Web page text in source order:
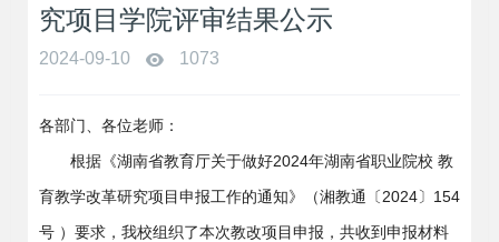
g
a
t
i
究项目学院评审结果公示
2024-09-10 1073
各部门、各位老师：
根据《湖南省教育厅关于做好2024年湖南省职业院校 教
育教学改革研究项目申报工作的通知》（湘教通〔2024〕154
号 ）要求，我校组织了本次教改项目申报，共收到申报材料